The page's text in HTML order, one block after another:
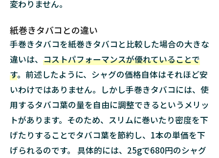
タ
選
び
3.1
ルタ
ーの
長さ
で選
ぶ
3.1.1
変わりません。
紙巻きタバコとの違い
手巻きタバコを紙巻きタバコと比較した場合の大きな
違いは、 コストパフォーマンスが優れていることで
す。前述したように、シャグの価格自体はそれほど安
いわけではありません。しかし手巻きタバコには、使
用するタバコ葉の量を自由に調整できるというメリッ
トがあります。そのため、スリムに巻いたり密度を下
げたりすることでタバコ葉を節約し、1本の単価を下
げられるのです。 具体的には、25gで680円のシャグ